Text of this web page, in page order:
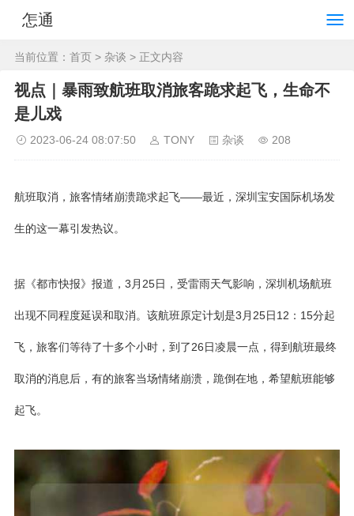
怎通
当前位置： 首页 > 杂谈 > 正文内容
视点｜暴雨致航班取消旅客跪求起飞，生命不
是儿戏
2023-06-24 08:07:50 TONY 杂谈 208
航班取消，旅客情绪崩溃跪求起飞——最近，深圳宝安国际机场发
生的这一幕引发热议。
据《都市快报》报道，3月25日，受雷雨天气影响，深圳机场航班
出现不同程度延误和取消。该航班原定计划是3月25日12：15分起
飞，旅客们等待了十多个小时，到了26日凌晨一点，得到航班最终
取消的消息后，有的旅客当场情绪崩溃，跪倒在地，希望航班能够
起飞。